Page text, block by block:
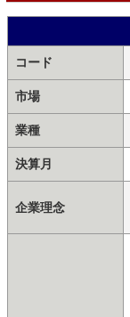
コード
市場
業種
決算月
企業理念